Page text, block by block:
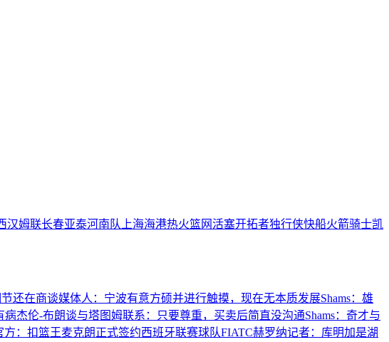
汉姆联长春亚泰河南队 上海海港热火篮网活塞开拓者独行侠快船火箭骑士凯
还在商谈媒体人：宁波有意方硕并进行触摸，现在无本质发展Shams：雄
病杰伦-布朗谈与塔图姆联系：只要尊重，买卖后简直没沟通Shams：奇才与
方：扣篮王麦克朗正式签约西班牙联赛球队FIATC赫罗纳记者：库明加是湖